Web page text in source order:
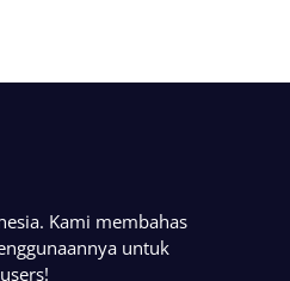
Kami membahas
untuk